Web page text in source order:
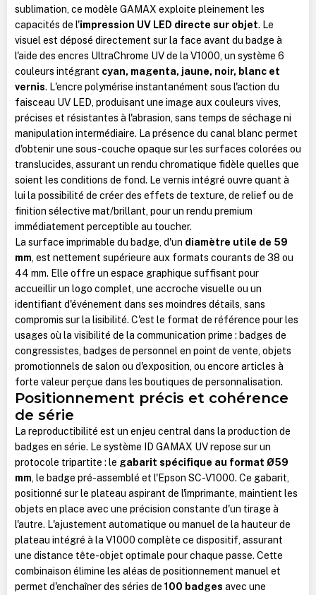
sublimation, ce modèle GAMAX exploite pleinement les
capacités de l'impression UV LED directe sur objet. Le
visuel est déposé directement sur la face avant du badge à
l'aide des encres UltraChrome UV de la V1000, un système 6
couleurs intégrant cyan, magenta, jaune, noir, blanc et
vernis. L'encre polymérise instantanément sous l'action du
faisceau UV LED, produisant une image aux couleurs vives,
précises et résistantes à l'abrasion, sans temps de séchage ni
manipulation intermédiaire. La présence du canal blanc permet
d'obtenir une sous-couche opaque sur les surfaces colorées ou
translucides, assurant un rendu chromatique fidèle quelles que
soient les conditions de fond. Le vernis intégré ouvre quant à
lui la possibilité de créer des effets de texture, de relief ou de
finition sélective mat/brillant, pour un rendu premium
immédiatement perceptible au toucher.
La surface imprimable du badge, d'un diamètre utile de 59
mm, est nettement supérieure aux formats courants de 38 ou
44 mm. Elle offre un espace graphique suffisant pour
accueillir un logo complet, une accroche visuelle ou un
identifiant d'événement dans ses moindres détails, sans
compromis sur la lisibilité. C'est le format de référence pour les
usages où la visibilité de la communication prime : badges de
congressistes, badges de personnel en point de vente, objets
promotionnels de salon ou d'exposition, ou encore articles à
forte valeur perçue dans les boutiques de personnalisation.
Positionnement précis et cohérence
de série
La reproductibilité est un enjeu central dans la production de
badges en série. Le système ID GAMAX UV repose sur un
protocole tripartite : le gabarit spécifique au format Ø59
mm, le badge pré-assemblé et l'Epson SC-V1000. Ce gabarit,
positionné sur le plateau aspirant de l'imprimante, maintient les
objets en place avec une précision constante d'un tirage à
l'autre. L'ajustement automatique ou manuel de la hauteur de
plateau intégré à la V1000 complète ce dispositif, assurant
une distance tête-objet optimale pour chaque passe. Cette
combinaison élimine les aléas de positionnement manuel et
permet d'enchaîner des séries de 100 badges avec une